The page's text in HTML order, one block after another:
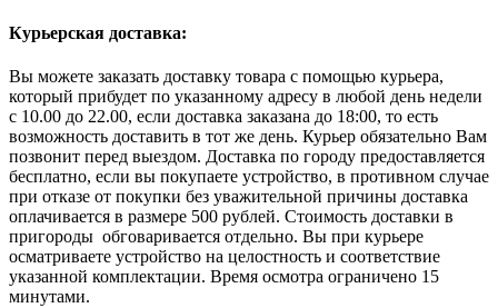
Курьерская доставка:
Вы можете заказать доставку товара с помощью курьера,
который прибудет по указанному адресу в любой день недели
с 10.00 до 22.00, если доставка заказана до 18:00, то есть
возможность доставить в тот же день. Курьер обязательно Вам
позвонит перед выездом. Доставка по городу предоставляется
бесплатно, если вы покупаете устройство, в противном случае
при отказе от покупки без уважительной причины доставка
оплачивается в размере 500 рублей. Стоимость доставки в
пригороды обговаривается отдельно. Вы при курьере
осматриваете устройство на целостность и соответствие
указанной комплектации. Время осмотра ограничено 15
минутами.